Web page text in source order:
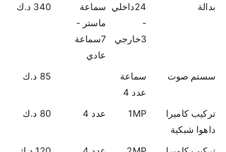
بدالة
24داخلي
-
3خارجي
سماعة
ماستر -
7سماعة
عادي
340 د.ك
سستم صوت
سماعة
عدد 4
85 د.ك
تركيب كاميرا
داهوا شبكية
1MP عدد 4 80 د.ك